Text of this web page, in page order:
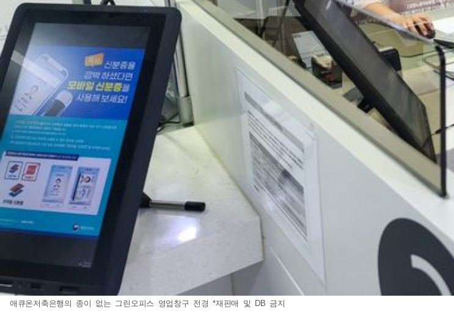
애큐온저축은행의 종이 없는 그린오피스 영업창구 전경 *재판매 및 DB 금지